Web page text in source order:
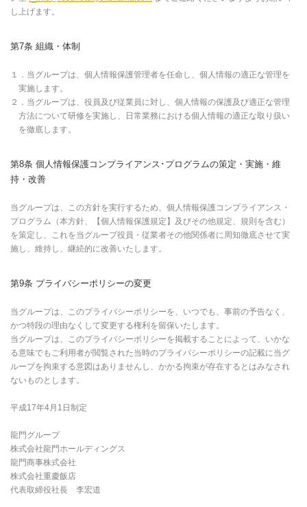
し上げます。
第7条 組織・体制
１．当グループは、個人情報保護管理者を任命し、個人情報の適正な管理を
実施します。
２．当グループは、役員及び従業員に対し、個人情報の保護及び適正な管理
方法について研修を実施し、日常業務における個人情報の適正な取り扱い
を徹底します。
第8条 個人情報保護コンプライアンス･プログラムの策定・実施・維
持・改善
当グループは、この方針を実行するため、個人情報保護コンプライアンス・
プログラム（本方針、【個人情報保護規定】及びその他規定、規則を含む）
を策定し、これを当グループ役員・従業者その他関係者に周知徹底させて実
施し、維持し、継続的に改善いたします。
第9条 プライバシーポリシーの変更
当グループは、このプライバシーポリシーを、いつでも、事前の予告なく、
かつ特段の理由なくして変更する権利を留保いたします。
当グループは、このプライバシーポリシーを掲載することによって、いかな
る意味でもご利用者が閲覧された当時のプライバシーポリシーの記載に当グ
ループを拘束する意図はありませんし、かかる拘束が存在するとはみなされ
ないものとします。
平成17年4月1日制定
龍門グループ
株式会社龍門ホールディングス
龍門商事株式会社
株式会社重慶飯店
代表取締役社長 李宏道